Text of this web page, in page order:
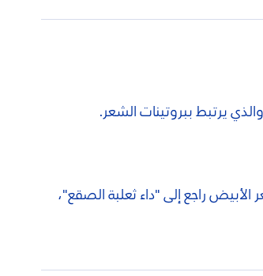
يرتبط ببروتينات الشعر.
راجع إلى "داء ثعلبة الصقع"،